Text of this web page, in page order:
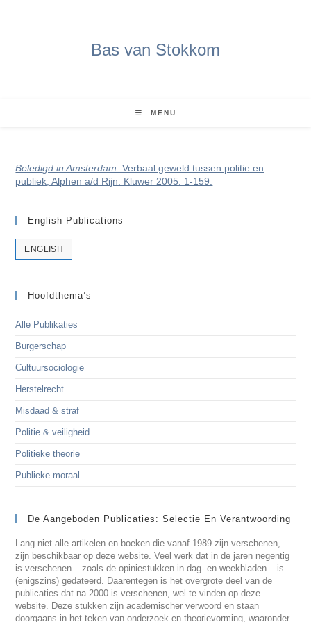
Bas van Stokkom
MENU
Beledigd in Amsterdam . Verbaal geweld tussen politie en
publiek, Alphen a/d Rijn: Kluwer 2005: 1-159.
English Publications
ENGLISH
Hoofdthema’s
Alle Publikaties
Burgerschap
Cultuursociologie
Herstelrecht
Misdaad & straf
Politie & veiligheid
Politieke theorie
Publieke moraal
De Aangeboden Publicaties: Selectie En Verantwoording
Lang niet alle artikelen en boeken die vanaf 1989 zijn verschenen,
zijn beschikbaar op deze website. Veel werk dat in de jaren negentig
is verschenen – zoals de opiniestukken in dag- en weekbladen – is
(enigszins) gedateerd. Daarentegen is het overgrote deel van de
publicaties dat na 2000 is verschenen, wel te vinden op deze
website. Deze stukken zijn academischer verwoord en staan
doorgaans in het teken van onderzoek en theorievorming, waaronder